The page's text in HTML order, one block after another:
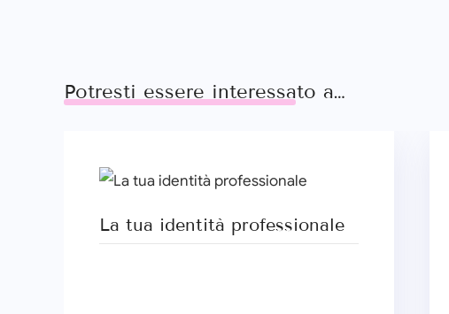
Potresti essere interessato a…
La tua identità professionale